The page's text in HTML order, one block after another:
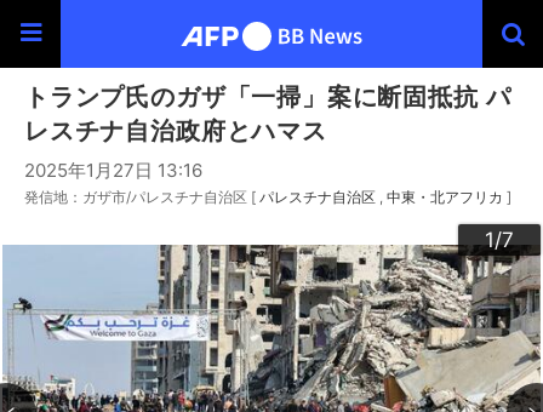
トランプ氏のガザ「一掃」案に断固抵抗 パ
レスチナ自治政府とハマス
2025年1月27日 13:16
発信地：ガザ市/パレスチナ自治区 [ パレスチナ自治区 中東・北アフリカ ]
1/7
2/7
3/7
4/7
5/7
6/7
7/7